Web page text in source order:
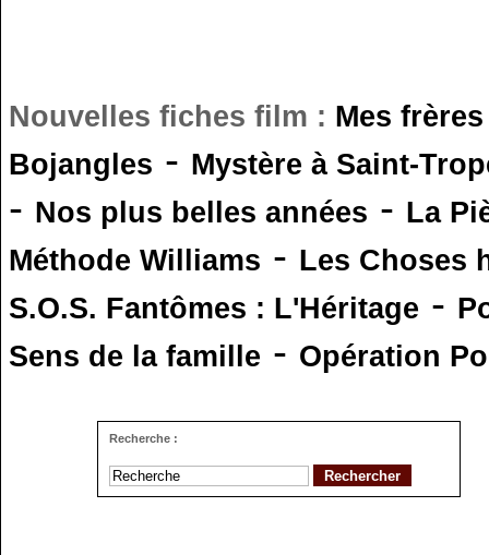
Nouvelles fiches film : Mes
Bojangles - Mystère à Saint-
- Nos plus belles années - La
Méthode Williams - Les Choses
S.O.S. Fantômes : L'Héritage -
Sens de la famille - Opération
Recherche :